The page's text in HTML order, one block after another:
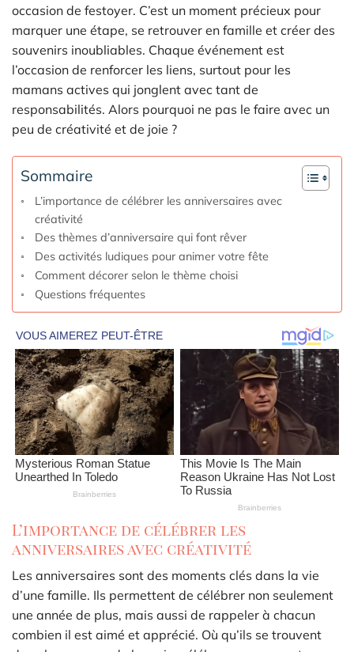
occasion de festoyer. C’est un moment précieux pour
marquer une étape, se retrouver en famille et créer des
souvenirs inoubliables. Chaque événement est
l’occasion de renforcer les liens, surtout pour les
mamans actives qui jonglent avec tant de
responsabilités. Alors pourquoi ne pas le faire avec un
peu de créativité et de joie ?
Sommaire
L’importance de célébrer les anniversaires avec
créativité
Des thèmes d’anniversaire qui font rêver
Des activités ludiques pour animer votre fête
Comment décorer selon le thème choisi
Questions fréquentes
L’importance de célébrer les
anniversaires avec créativité
Les anniversaires sont des moments clés dans la vie
d’une famille. Ils permettent de célébrer non seulement
une année de plus, mais aussi de rappeler à chacun
combien il est aimé et apprécié. Où qu’ils se trouvent